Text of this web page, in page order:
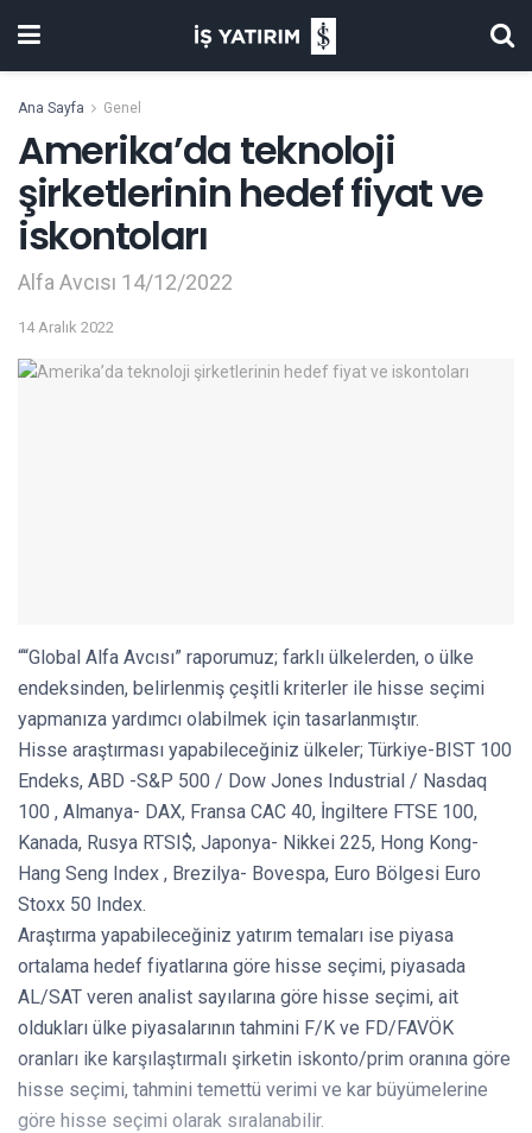
Ana Sayfa Genel
Amerika’da teknoloji
şirketlerinin hedef fiyat ve
iskontoları
Alfa Avcısı 14/12/2022
14 Aralık 2022
““Global Alfa Avcısı” raporumuz; farklı ülkelerden, o ülke
endeksinden, belirlenmiş çeşitli kriterler ile hisse seçimi
yapmanıza yardımcı olabilmek için tasarlanmıştır.
Hisse araştırması yapabileceğiniz ülkeler; Türkiye-BIST 100
Endeks, ABD -S&P 500 / Dow Jones Industrial / Nasdaq
100 , Almanya- DAX, Fransa CAC 40, İngiltere FTSE 100,
Kanada, Rusya RTSI$, Japonya- Nikkei 225, Hong Kong-
Hang Seng Index , Brezilya- Bovespa, Euro Bölgesi Euro
Stoxx 50 Index.
Araştırma yapabileceğiniz yatırım temaları ise piyasa
ortalama hedef fiyatlarına göre hisse seçimi, piyasada
AL/SAT veren analist sayılarına göre hisse seçimi, ait
oldukları ülke piyasalarının tahmini F/K ve FD/FAVÖK
oranları ike karşılaştırmalı şirketin iskonto/prim oranına göre
hisse seçimi, tahmini temettü verimi ve kar büyümelerine
göre hisse seçimi olarak sıralanabilir.